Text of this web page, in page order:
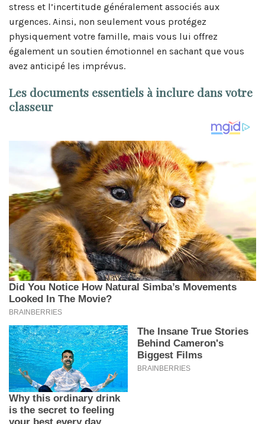
stress et l’incertitude généralement associés aux
urgences. Ainsi, non seulement vous protégez
physiquement votre famille, mais vous lui offrez
également un soutien émotionnel en sachant que vous
avez anticipé les imprévus.
Les documents essentiels à inclure dans votre
classeur